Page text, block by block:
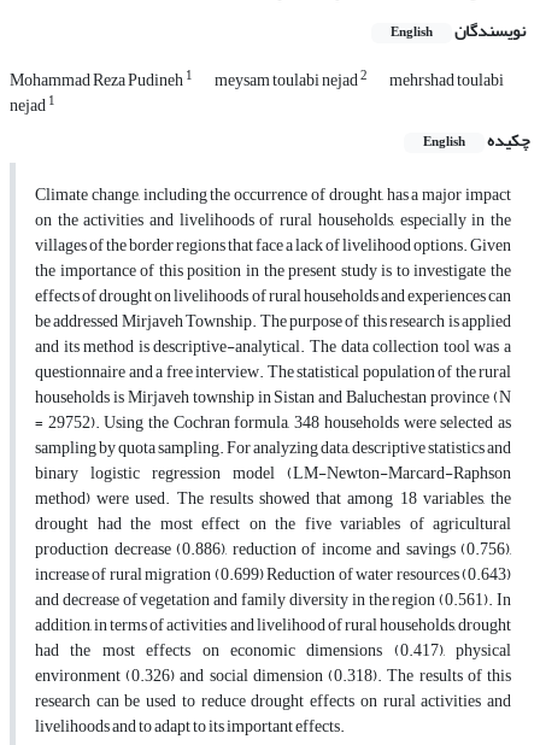
نویسندگان English
Mohammad Reza Pudineh1 meysam toulabi nejad2 mehrshad toulabi
nejad1
چکیده English
Climate change, including the occurrence of drought, has a major impact
on the activities and livelihoods of rural households, especially in the
villages of the border regions that face a lack of livelihood options. Given
the importance of this position in the present study is to investigate the
effects of drought on livelihoods of rural households and experiences can
be addressed Mirjaveh Township. The purpose of this research is applied
and its method is descriptive-analytical. The data collection tool was a
questionnaire and a free interview. The statistical population of the rural
households is Mirjaveh township in Sistan and Baluchestan province (N
= 29752). Using the Cochran formula, 348 households were selected as
sampling by quota sampling. For analyzing data, descriptive statistics and
binary logistic regression model (LM-Newton-Marcard-Raphson
method) were used. The results showed that among 18 variables, the
drought had the most effect on the five variables of agricultural
production decrease (0.886), reduction of income and savings (0.756),
increase of rural migration (0.699) Reduction of water resources (0.643)
and decrease of vegetation and family diversity in the region (0.561). In
addition, in terms of activities and livelihood of rural households, drought
had the most effects on economic dimensions (0.417), physical
environment (0.326) and social dimension (0.318). The results of this
research can be used to reduce drought effects on rural activities and
livelihoods and to adapt to its important effects.